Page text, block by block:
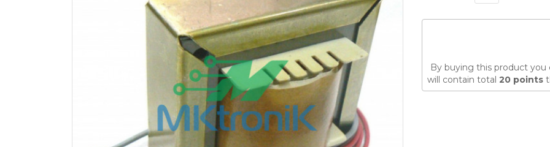
By buying this product
will contain total 20 points